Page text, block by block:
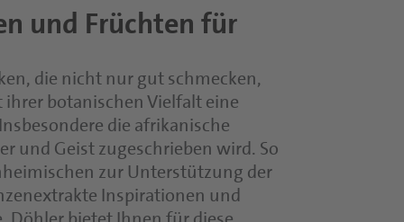
und Früchten für
die nicht nur gut schmecken,
botanischen Vielfalt eine
die afrikanische
und Geist zugeschrieben wird. So
zur Unterstützung der
Inspirationen und